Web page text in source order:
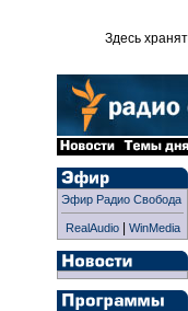
Здесь
Эфир Радио Свобода
RealAudio| WinMedia